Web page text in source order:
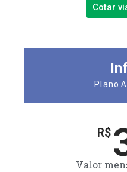
Cotar
Plano
R$
Valor